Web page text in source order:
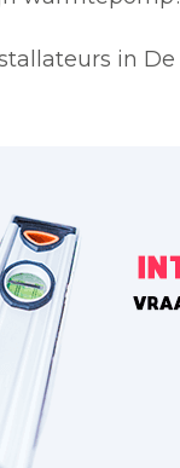
in De